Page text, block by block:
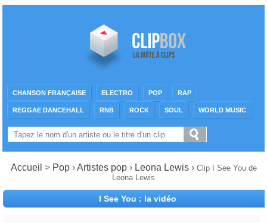
CHANSON FRANÇAISE ELECTRO POP RAP
REGGAE DANCEHALL RNB ROCK SOUL WORLD MUSIC
Accueil > Pop ›Artistes pop› Leona Lewis › Clip I See You de
Leona Lewis
I See You : la vidéo